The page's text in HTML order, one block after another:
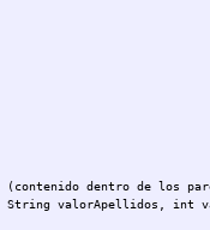
(contenido dentro de los
valorApellidos, int